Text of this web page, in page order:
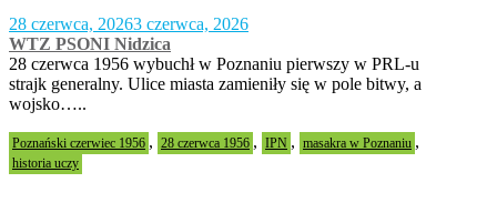
28 czerwca, 20263 czerwca, 2026
WTZ PSONI Nidzica
28 czerwca 1956 wybuchł w Poznaniu pierwszy w PRL-u
strajk generalny. Ulice miasta zamieniły się w pole bitwy, a
wojsko…..
Poznański czerwiec 1956 , 28 czerwca 1956 , IPN , masakra w Poznaniu ,
historia uczy